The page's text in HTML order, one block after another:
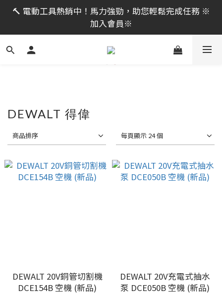
限時活動｜全館消費滿 NT$599 即享免運費，工具補貨
趁現在！立即逛活動商品
🔨 電動工具熱銷中！馬力強勁，助您輕鬆完成任務 ※
加入會員※
限時活動｜全館消費滿 NT$599 即享免運費，工具補貨
趁現在！立即逛活動商品
DEWALT 得偉
商品排序 每頁顯示 24 個
DEWALT 20V銅管切割機
DCE154B 空機 (新品)
DEWALT 20V充電式抽水
泵 DCE050B 空機 (新品)